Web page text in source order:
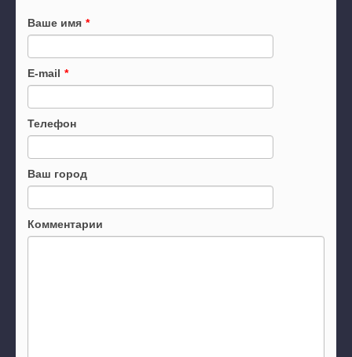
Ваше имя *
E-mail *
Телефон
Ваш город
Комментарии